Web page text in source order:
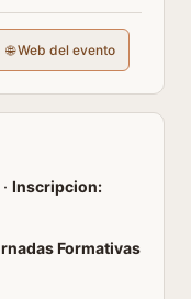
🌐 Web del evento
Inscripcion:
Formativas